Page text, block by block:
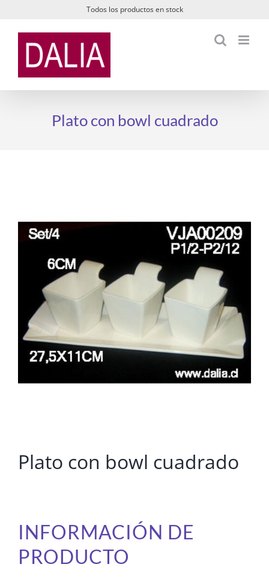
contenido
Todos los productos en stock
Plato con bowl cuadrado
Plato con bowl cuadrado
INFORMACIÓN DE
PRODUCTO